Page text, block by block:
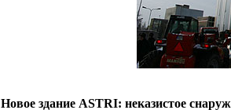
Новое здание ASTRI: неказистое